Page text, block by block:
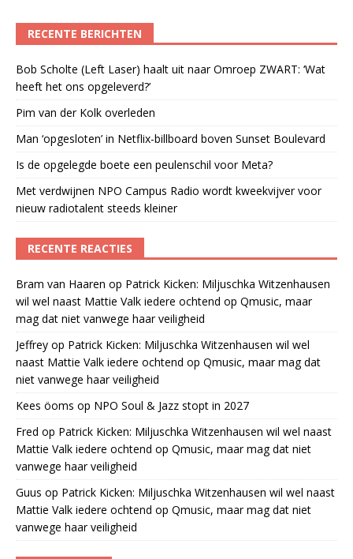
RECENTE BERICHTEN
Bob Scholte (Left Laser) haalt uit naar Omroep ZWART: ‘Wat
heeft het ons opgeleverd?’
Pim van der Kolk overleden
Man ‘opgesloten’ in Netflix-billboard boven Sunset Boulevard
Is de opgelegde boete een peulenschil voor Meta?
Met verdwijnen NPO Campus Radio wordt kweekvijver voor
nieuw radiotalent steeds kleiner
RECENTE REACTIES
Bram van Haaren op Patrick Kicken: Miljuschka Witzenhausen
wil wel naast Mattie Valk iedere ochtend op Qmusic, maar
mag dat niet vanwege haar veiligheid
Jeffrey op Patrick Kicken: Miljuschka Witzenhausen wil wel
naast Mattie Valk iedere ochtend op Qmusic, maar mag dat
niet vanwege haar veiligheid
Kees öoms op NPO Soul & Jazz stopt in 2027
Fred op Patrick Kicken: Miljuschka Witzenhausen wil wel naast
Mattie Valk iedere ochtend op Qmusic, maar mag dat niet
vanwege haar veiligheid
Guus op Patrick Kicken: Miljuschka Witzenhausen wil wel naast
Mattie Valk iedere ochtend op Qmusic, maar mag dat niet
vanwege haar veiligheid